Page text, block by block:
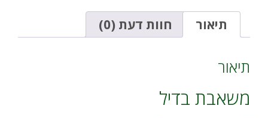
i
v
e
תיאור חוות דעת (0)
תיאור
משאבת בדיל